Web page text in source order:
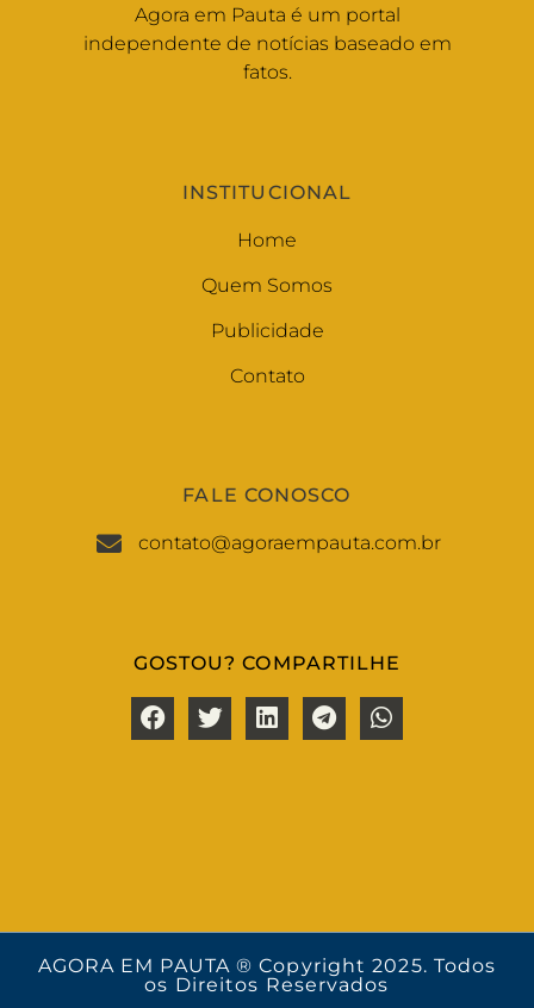
Agora em Pauta é um portal
independente de notícias baseado em
fatos.
INSTITUCIONAL
Home
Quem Somos
Publicidade
Contato
FALE CONOSCO
contato@agoraempauta.com.br
GOSTOU? COMPARTILHE
AGORA EM PAUTA ® Copyright 2025. Todos
os Direitos Reservados